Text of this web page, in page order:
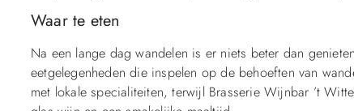
Waar te eten
Na een lange dag wandelen is er niets beter dan
eetgelegenheden die inspelen op de behoeften van
met lokale specialiteiten, terwijl Brasserie Wijnbar ’t